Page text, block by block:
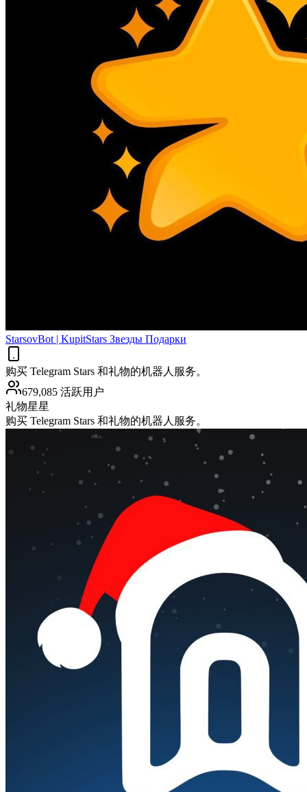
StarsovBot | KupitStars Звезды Подарки
购买 Telegram Stars 和礼物的机器人服务。
679,085 活跃用户
礼物星星
购买 Telegram Stars 和礼物的机器人服务。